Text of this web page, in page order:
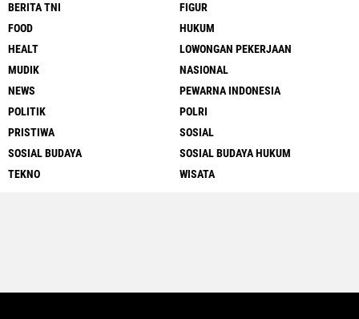
BERITA TNI
FIGUR
FOOD
HUKUM
HEALT
LOWONGAN PEKERJAAN
MUDIK
NASIONAL
NEWS
PEWARNA INDONESIA
POLITIK
POLRI
PRISTIWA
SOSIAL
SOSIAL BUDAYA
SOSIAL BUDAYA HUKUM
TEKNO
WISATA